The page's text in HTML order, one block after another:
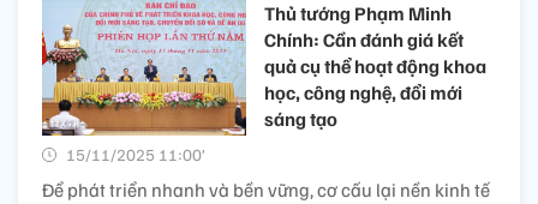
Thủ tướng Phạm Minh
Chính: Cần đánh giá kết
quả cụ thể hoạt động khoa
học, công nghệ, đổi mới
sáng tạo
15/11/2025 11:00’
Để phát triển nhanh và bền vững, cơ cấu lại nền kinh tế